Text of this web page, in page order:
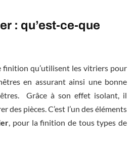
: qu’est-ce-que
finition qu’utilisent les vitriers pour
en assurant ainsi une bonne
Grâce à son effet isolant, il
des pièces. C’est l’un des éléments
, pour la finition de tous types de